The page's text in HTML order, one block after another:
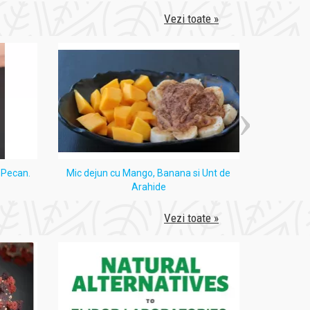
sau afecţiuni psihice severe
Vezi toate »
Mic dejun cu Mango, Banana si Unt de
Arahide
Vezi toate »